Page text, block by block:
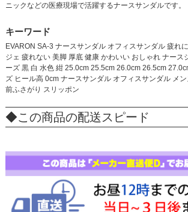
ニックなどの医療現場で活躍するナースサンダルです。
キーワード
EVARON SA-3 ナースサンダル オフィスサンダル 疲れ
ジェ 疲れない 美脚 厚底 健康 かわいい おしゃれ ナース
ーズ 黒 白 水色 紺 25.0cm 25.5cm 26.0cm 26.5cm
ズ ヒール高 0cm ナースサンダル オフィスサンダル メ
前ふさがり スリッポン
◆この商品の配送スピード